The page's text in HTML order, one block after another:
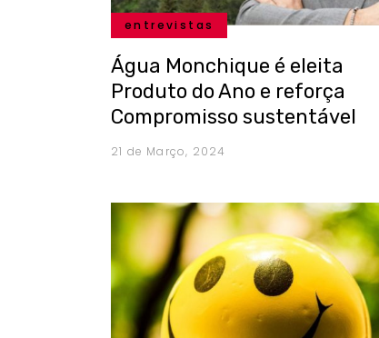
entrevistas
Água Monchique é eleita
Produto do Ano e reforça
Compromisso sustentável
21 de Março, 2024